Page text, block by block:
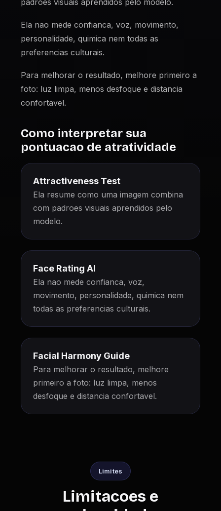
padroes visuais aprendidos pelo modelo.
Ela nao mede confianca, voz, movimento,
personalidade, quimica nem todas as
preferencias culturais.
Para melhorar o resultado, melhore primeiro a
foto: luz limpa, menos desfoque e distancia
confortavel.
Como interpretar sua
pontuacao de atratividade
Attractiveness Test
Ela resume como uma imagem combina
com padroes visuais aprendidos pelo
modelo.
Face Rating AI
Ela nao mede confianca, voz,
movimento, personalidade, quimica nem
todas as preferencias culturais.
Facial Harmony Guide
Para melhorar o resultado, melhore
primeiro a foto: luz limpa, menos
desfoque e distancia confortavel.
Limites
Limitacoes e